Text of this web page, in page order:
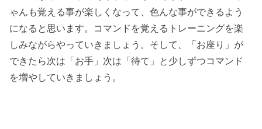
ゃんも覚える事が楽しくなって、色んな事ができるよう
になると思います。コマンドを覚えるトレーニングを楽
しみながらやっていきましょう。そして、「お座り」が
できたら次は「お手」次は「待て」と少しずつコマンド
を増やしていきましょう。